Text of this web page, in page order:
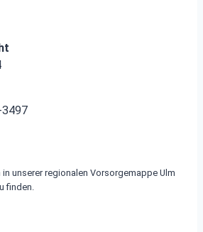
unserer regionalen Vorsorgemappe Ulm
finden.